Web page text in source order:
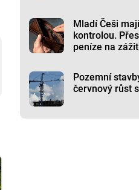
Mladí Češi
kontrolou.
peníze na
Pozemní
červnový růst